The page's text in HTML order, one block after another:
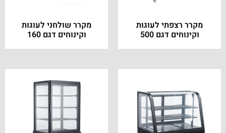
מקרר רצפתי לעוגות
וקינוחים דגם 500
מקרר שולחני לעוגות
וקינוחים דגם 160